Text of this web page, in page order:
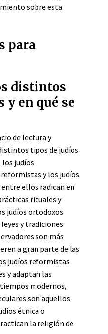
sobre esta
para
distintos
y en qué se
de lectura y
tipos de judíos
los judíos
y los judíos
entre ellos radican en
rituales y
judíos ortodoxos
y tradiciones
son más
a gran parte de las
judíos reformistas
y adaptan las
modernos,
son aquellos
étnica o
la religión de